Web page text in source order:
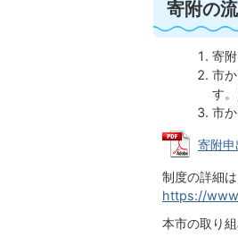
寄附の
寄
市
す。
市
寄附
制度の詳細
https://
本市の取り